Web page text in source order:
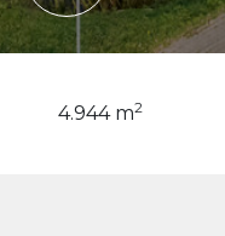
4.944 m2